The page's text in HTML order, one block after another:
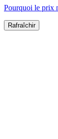
Pourquoi le prix